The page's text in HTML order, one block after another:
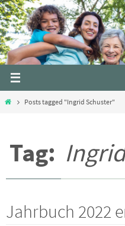
Skip
to
content
HomePosts tagged "Ingrid Schuster"
Tag:
Jahrbuch 2022